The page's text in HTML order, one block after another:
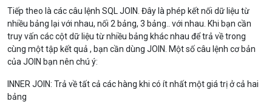
Tiếp theo là các câu lệnh SQL JOIN. Đây là phép kết nối dữ liệu từ
nhiều bảng lại với nhau, nối 2 bảng, 3 bảng.. với nhau. Khi bạn cần
truy vấn các cột dữ liệu từ nhiều bảng khác nhau để trả về trong
cùng một tập kết quả , bạn cần dùng JOIN. Một số câu lệnh cơ bản
của JOIN bạn nên chú ý:
INNER JOIN: Trả về tất cả các hàng khi có ít nhất một giá trị ở cả hai
bảng